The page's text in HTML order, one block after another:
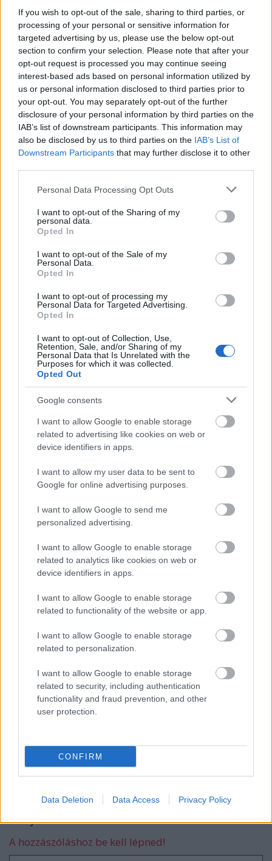
If you wish to opt-out of the sale, sharing to third parties, or
processing of your personal or sensitive information for
targeted advertising by us, please use the below opt-out
section to confirm your selection. Please note that after your
opt-out request is processed you may continue seeing
interest-based ads based on personal information utilized by
us or personal information disclosed to third parties prior to
your opt-out. You may separately opt-out of the further
disclosure of your personal information by third parties on the
IAB’s list of downstream participants. This information may
also be disclosed by us to third parties on the IAB’s List of
Downstream Participants that may further disclose it to other
Please note that this website/app uses one or more Google
not limited to your visit or usage behaviour. You may click to
grant or deny consent to Google and its third-party tags to
use your data for below specified purposes in below Google
consent section.
Personal Data Processing Opt Outs
I want to opt-out of the Sharing of my
personal data.
Opted In
I want to opt-out of the Sale of my
Personal Data.
Opted In
I want to opt-out of processing my
Personal Data for Targeted Advertising.
Opted In
I want to opt-out of Collection, Use,
Retention, Sale, and/or Sharing of my
Personal Data that Is Unrelated with the
Purposes for which it was collected.
Opted Out
Google consents
I want to allow Google to enable storage
related to advertising like cookies on web or
device identifiers in apps.
I want to allow my user data to be sent to
Google for online advertising purposes.
I want to allow Google to send me
personalized advertising.
I want to allow Google to enable storage
related to analytics like cookies on web or
device identifiers in apps.
I want to allow Google to enable storage
related to functionality of the website or app.
I want to allow Google to enable storage
related to personalization.
I want to allow Google to enable storage
related to security, including authentication
functionality and fraud prevention, and other
user protection.
CONFIRM
Data Deletion Data Access Privacy Policy
hivatalos kötelék egyben megcsalási engedély, titkos
és kevéssé titkos kapcsolatokba keveredett.
Lombard meg balhézott, Gable bűnbánt, és nyilván
ezt tették volna egészen a válásig, ha nem jön közbe
Pearl Harbor. Lombard, elsőként a hollywoodi
színésznők közül, háborús részvényekért kezdett
kampányolni, zengette izgalmasan rekedt hangját,
churchilli V betűket mutogatott, meglehetős sikerrel,
a remélt egymillió dollár helyett a duplája gyűlt
össze. Ő meg indult hazafelé. Vonattal kellett volna
mennie, de sietett, nehogy a magára hagyott
haszontalan férj hasznosan töltse az idejét. A repülő
többször is leszállt üzemanyagért, egyszer
fiatal pilótákat vigyenek a kiképzési központba, de ő
óriási balhét rendezett a gépen, nála többet egyelőre
senki nem tett a háború sikeréért. Jó, akkor
maradjon.
Mindenki meghalt. Lombard, az anyja, a
Gable még kétszer nősült, mindkétszer Carole
Lombardra hasonlító nőt vett feleségül. Aztán azt
kérte, hogy Lombard mellé temessék el.
Címkék:Cary Grant Carole Lombard
Ajánlott bejegyzések:
Vetélkedő társművészetek
A megválaszolatlan kérdés
Szerelmes egy zongorába
Szólj hozzá!
A hozzászóláshoz be kell lépned!